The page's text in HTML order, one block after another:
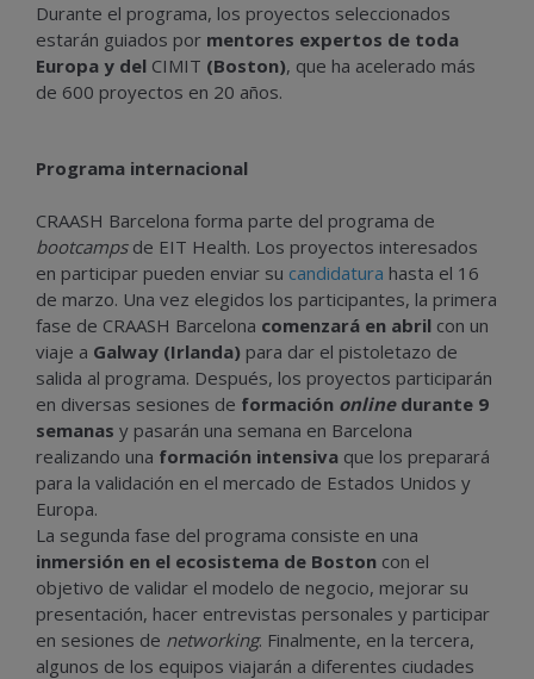
Durante el programa, los proyectos seleccionados
estarán guiados por mentores expertos de toda
Europa y del CIMIT (Boston), que ha acelerado más
de 600 proyectos en 20 años.
Programa internacional
CRAASH Barcelona forma parte del programa de
bootcampsde EIT Health. Los proyectos interesados
en participar pueden enviar su candidatura hasta el 16
de marzo. Una vez elegidos los participantes, la primera
fase de CRAASH Barcelona comenzará en abril con un
viaje a Galway (Irlanda) para dar el pistoletazo de
salida al programa. Después, los proyectos participarán
en diversas sesiones de formación onlinedurante 9
semanas y pasarán una semana en Barcelona
realizando una formación intensiva que los preparará
para la validación en el mercado de Estados Unidos y
Europa.
La segunda fase del programa consiste en una
inmersión en el ecosistema de Boston con el
objetivo de validar el modelo de negocio, mejorar su
presentación, hacer entrevistas personales y participar
en sesiones de networking. Finalmente, en la tercera,
algunos de los equipos viajarán a diferentes ciudades